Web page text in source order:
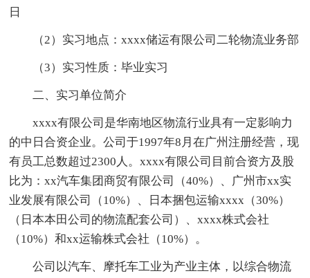
日
（2）实习地点：xxxx储运有限公司二轮物流业务部
（3）实习性质：毕业实习
二、实习单位简介
xxxx有限公司是华南地区物流行业具有一定影响力
的中日合资企业。公司于1997年8月在广州注册经营，现
有员工总数超过2300人。xxxx有限公司目前合资方及股
比为：xx汽车集团商贸有限公司（40%）、广州市xx实
业发展有限公司（10%）、日本捆包运输xxxx（30%）
（日本本田公司的物流配套公司）、xxxx株式会社
（10%）和xx运输株式会社（10%）。
公司以汽车、摩托车工业为产业主体，以综合物流